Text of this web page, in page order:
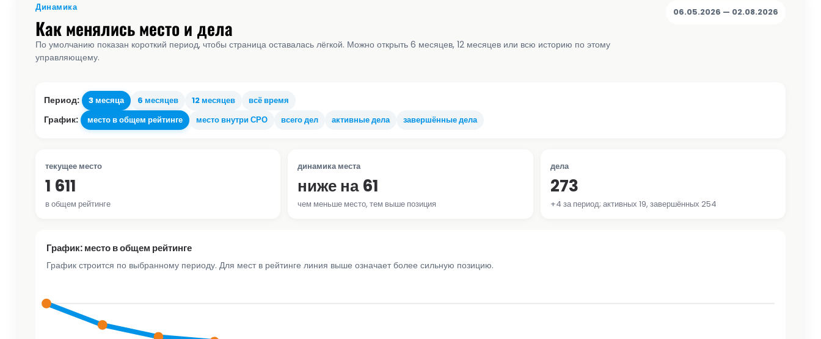
Динамика
Как менялись место и дела
По умолчанию показан короткий период, чтобы страница оставалась лёгкой. Можно открыть 6 месяцев, 12 месяцев или всю историю по этому
управляющему.
06.05.2026 — 02.08.2026
Период: 3 месяца 6 месяцев 12 месяцев всё время
График: место в общем рейтинге место внутри СРО всего дел активные дела завершённые дела
текущее место
1 611
в общем рейтинге
динамика места
ниже на 61
чем меньше место, тем выше позиция
дела
273
+4 за период; активных 19, завершённых 254
График: место в общем рейтинге
График строится по выбранному периоду. Для мест в рейтинге линия выше означает более сильную позицию.